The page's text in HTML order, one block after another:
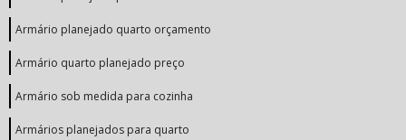
Armário planejado quarto orçamento
Armário quarto planejado preço
Armário sob medida para cozinha
Armários planejados para quarto